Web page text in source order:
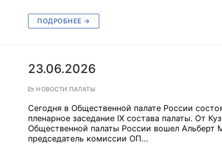
ПОДРОБНЕЕ →
23.06.2026
НОВОСТИ ПАЛАТЫ
Сегодня в Общественной палате России
пленарное заседание IX состава палаты. От
Общественной палаты России вошел Альберт
председатель комиссии ОП…